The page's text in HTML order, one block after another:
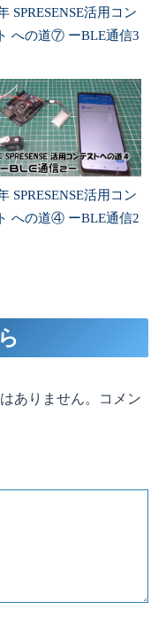
SPRESENSE活用コン
への道⑦ ーBLE通信3
SPRESENSE活用コン
への道④ ーBLE通信2
ありません。コメン